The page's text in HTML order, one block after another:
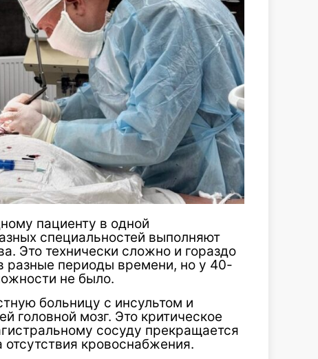
пациенту в одной
специальностей выполняют
Это технически сложно и гораздо
разные периоды времени, но у 40-
не было.
больницу с инсультом и
головной мозг. Это критическое
сосуду прекращается
отсутствия кровоснабжения.